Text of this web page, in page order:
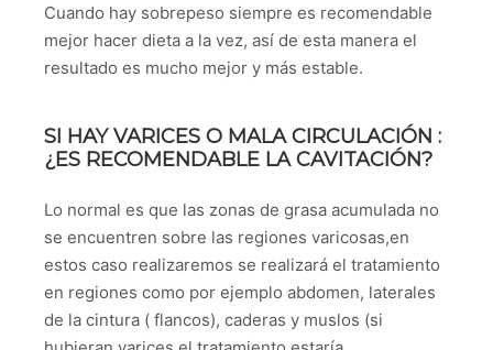
Cuando hay sobrepeso siempre es recomendable
mejor hacer dieta a la vez, así de esta manera el
resultado es mucho mejor y más estable.
SI HAY VARICES O MALA CIRCULACIÓN :
¿ES RECOMENDABLE LA CAVITACIÓN?
Lo normal es que las zonas de grasa acumulada no
se encuentren sobre las regiones varicosas,en
estos caso realizaremos se realizará el tratamiento
en regiones como por ejemplo abdomen, laterales
de la cintura ( flancos), caderas y muslos (si